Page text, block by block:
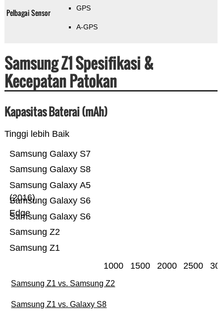
Pelbagai Sensor GPS
A-GPS
Samsung Z1 Spesifikasi &
Kecepatan Patokan
Kapasitas Baterai (mAh)
Tinggi lebih Baik
Samsung Z1
Samsung Z2
Samsung Galaxy S6
Samsung Galaxy S6
Edge
Samsung Galaxy A5
(2016)
Samsung Galaxy S8
Samsung Galaxy S7
1000 1500 2000 2500
Samsung Z1 vs. Samsung Z2
Samsung Z1 vs. Galaxy S8